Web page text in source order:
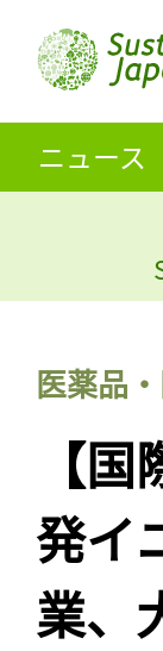
ニュース
医薬品
【
発イ
業、